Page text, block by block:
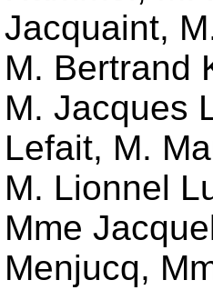
Jacquaint,
M. Bertrand
M. Jacques
Lefait, M.
M. Lionnel
Mme
Menjucq,